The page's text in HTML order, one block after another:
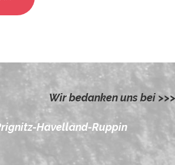
Wir bedanken uns bei
Havelland-Ruppin